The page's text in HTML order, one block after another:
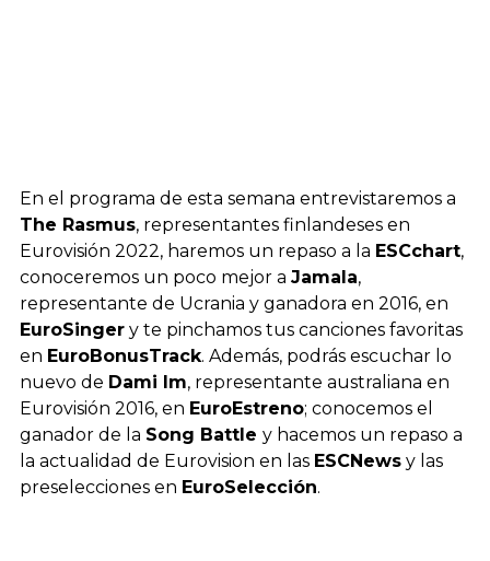
En el programa de esta semana entrevistaremos a
The Rasmus, representantes finlandeses en
Eurovisión 2022, haremos un repaso a la ESCchart,
conoceremos un poco mejor a Jamala,
representante de Ucrania y ganadora en 2016, en
EuroSinger y te pinchamos tus canciones favoritas
en EuroBonusTrack. Además, podrás escuchar lo
nuevo de Dami Im, representante australiana en
Eurovisión 2016, en EuroEstreno; conocemos el
ganador de la Song Battle y hacemos un repaso a
la actualidad de Eurovision en las ESCNews y las
preselecciones en EuroSelección.